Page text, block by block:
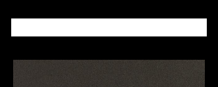
Altri prodotti METALLI